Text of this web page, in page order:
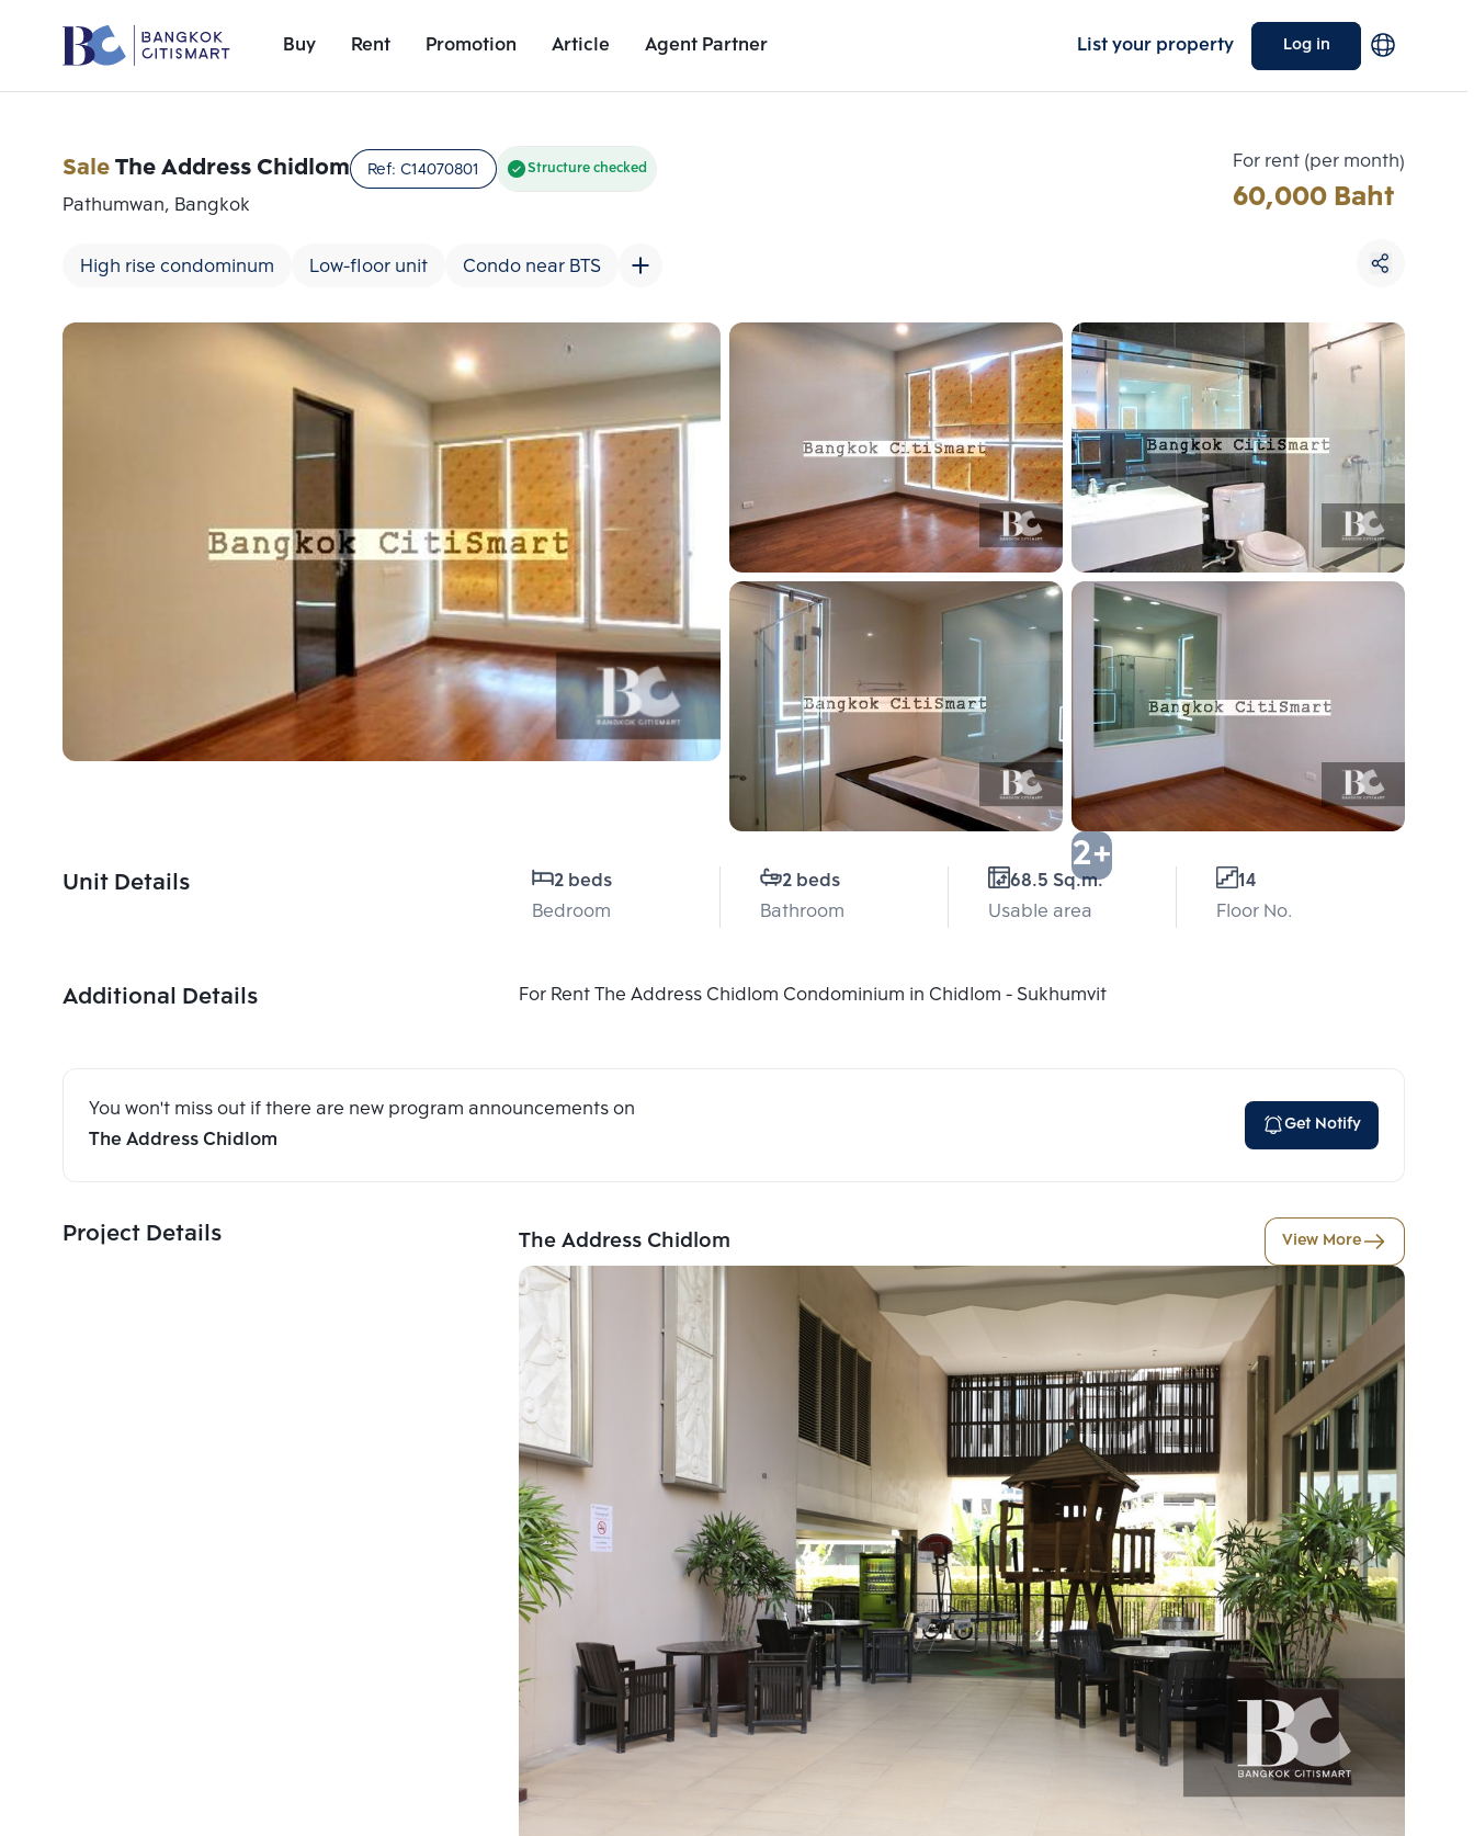
Buy Rent Promotion Article Agent Partner List your property Log in
Unit Details
SaleThe Address Chidlom Ref: C14070801 Structure checked
Pathumwan, Bangkok
High rise condominum Low-floor unit Condo near BTS
For rent (per month)
60,000 Baht
2+
Unit Details
2 beds
Bedroom
2 beds
Bathroom
68.5 Sq.m.
Usable area
14
Floor No.
Additional Details For Rent The Address Chidlom Condominium in Chidlom - Sukhumvit
You won't miss out if there are new program announcements on
The Address Chidlom
Get Notify
Project Details The Address Chidlom View More
Add comparative units
Add comparative units
Number 2
Add comparative units
Number 3
Choose comparative unit
Maximum 3 units
Compare
Clear all